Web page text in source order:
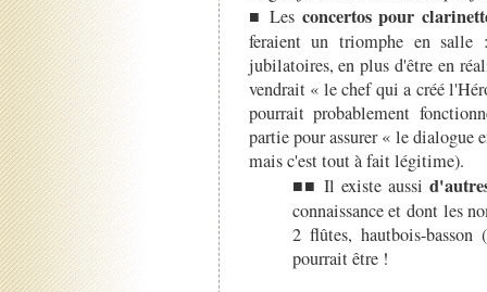
■ Les concertos pour
feraient un triomphe en salle
jubilatoires, en plus d'être en
vendrait « le chef qui a créé
pourrait probablement
partie pour assurer « le dialogue
mais c'est tout à fait légitime).
■■ Il existe aussi
connaissance et dont les
2 flûtes, hautbois-
pourrait être !